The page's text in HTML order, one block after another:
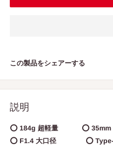
この製品をシェアーする
説明
⭕ 184g 超軽量 ⭕ 35mm
⭕ F1.4 大口径 ⭕ Type-C